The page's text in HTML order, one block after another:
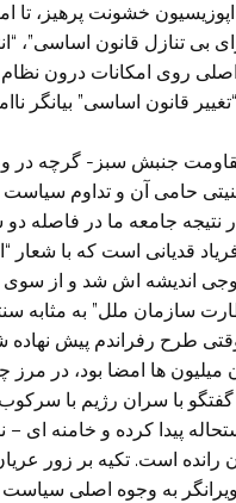
خشونت پرهیز، تا
بی تنازل قانون اساسی”،
روی امکانات درون نظام
قانون اساسی” بیانگر
جنبش سبز- گرچه در
حامی آن و تداوم سیاست
نتیجه جامعه ما در فاصله
قدیانی است که با شعار
اندیشه اش شد و از سوی
سازمان ملل” به مثابه
طرح رفراندم پیش نهاده
میلیون ها امضا بود، در
با سران رژیم با
پیدا کرده و خامنه
رانده است. تکیه بر زور
ویرانگر به وجوه اصلی